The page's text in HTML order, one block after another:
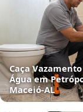
Caça
Água em
Maceió‑AL